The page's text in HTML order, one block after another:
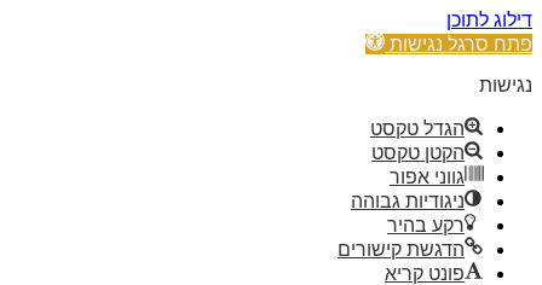
דילוג לתוכן
פתח סרגל נגישות
נגישות
הגדל טקסט
הקטן טקסט
גווני אפור
ניגודיות גבוהה
רקע בהיר
הדגשת קישורים
פונט קריא